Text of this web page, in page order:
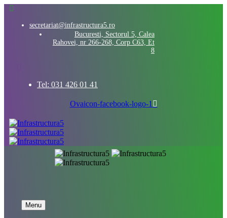
secretariat@infrastructura5.ro
Bucuresti, Sectorul 5, Calea
Rahovei, nr 266-268, Corp C63, Et
8
Tel: 031 426 01 41
Ovaicon-facebook-logo-1
Menu